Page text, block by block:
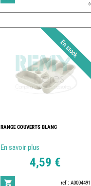
0
RANGE COUVERTS BLANC
En savoir plus
4,59 €
ref : A0004491